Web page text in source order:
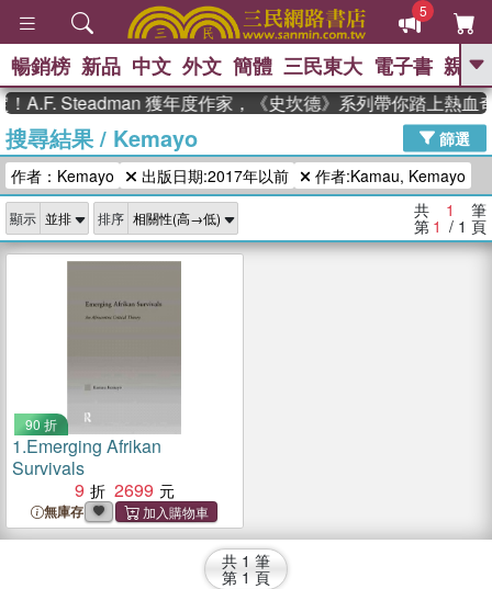
5
GO
高希均教授回憶錄
、 The Odyssey 、 父親節 、 如果歷
史是一群喵
、 暑期推薦 、 國際布克
獎 臺灣漫遊錄 、 方念華 、 台灣的李
登輝時代
數學女孩：黎曼猜想 、
偉大的迷走神經
暢銷榜 新品 中文 外文 簡體 三民東大 電子書 親子
A.F. Steadman 獲年度作家，《史坎德》系列帶你踏上熱血
搜尋結果/ Kemayo
篩選
作者：Kemayo
出版日期:2017年以前 作者:Kamau, Kemayo
顯示 排序 共 1 筆
第 1 / 1 頁
90 折
1.Emerging Afrikan
Survivals
9
2699
無庫存
共 1 筆
第 1 頁